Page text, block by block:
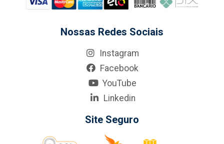
Nossas Redes Sociais
Instagram
Facebook
YouTube
Linkedin
Site Seguro